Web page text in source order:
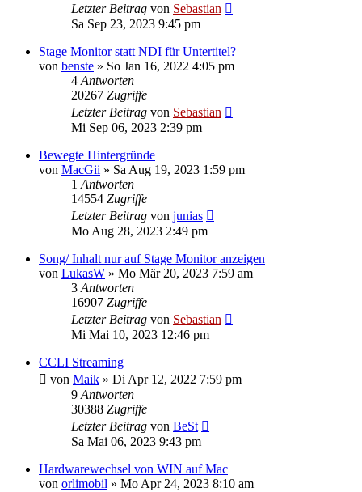
Letzter Beitrag von Sebastian
Sa Sep 23, 2023 9:45 pm
Stage Monitor statt NDI für Untertitel?
von benste » So Jan 16, 2022 4:05 pm
4 Antworten
20267 Zugriffe
Letzter Beitrag von Sebastian
Mi Sep 06, 2023 2:39 pm
Bewegte Hintergründe
von MacGii » Sa Aug 19, 2023 1:59 pm
1 Antworten
14554 Zugriffe
Letzter Beitrag von junias
Mo Aug 28, 2023 2:49 pm
Song/ Inhalt nur auf Stage Monitor anzeigen
von LukasW » Mo Mär 20, 2023 7:59 am
3 Antworten
16907 Zugriffe
Letzter Beitrag von Sebastian
Mi Mai 10, 2023 12:46 pm
CCLI Streaming
von Maik » Di Apr 12, 2022 7:59 pm
9 Antworten
30388 Zugriffe
Letzter Beitrag von BeSt
Sa Mai 06, 2023 9:43 pm
Hardwarewechsel von WIN auf Mac
von orlimobil » Mo Apr 24, 2023 8:10 am